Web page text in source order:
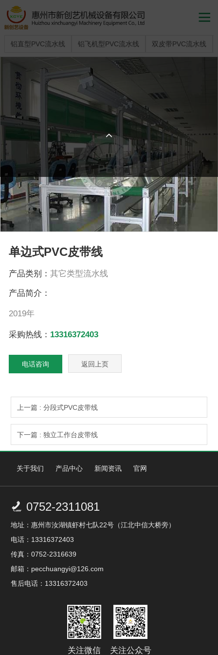


铝直型PVC流水线 铝飞机型PVC流水线 双皮带PVC流水线
单边式PVC皮带线
产品类别： 其它类型流水线
产品简介：
2019年
采购热线： 13316372403
电话咨询 返回上页
上一篇 : 分段式PVC皮带线
下一篇 : 独立工作台皮带线
关于我们 产品中心 新闻资讯 官网
 0752-2311081
地址：惠州市汝湖镇虾村七队22号（江北中信大桥旁）
电话：13316372403
传真：0752-2316639
邮箱：pecchuangyi@126.com
售后电话：13316372403
关注微信 关注公众号